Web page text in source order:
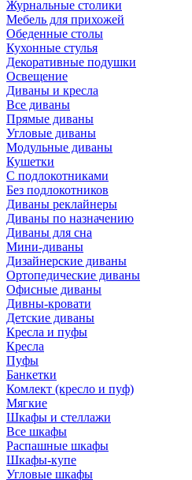
Журнальные столики
Мебель для прихожей
Обеденные столы
Кухонные стулья
Декоративные подушки
Освещение
Диваны и кресла
Все диваны
Прямые диваны
Угловые диваны
Модульные диваны
Кушетки
С подлокотниками
Без подлокотников
Диваны реклайнеры
Диваны по назначению
Диваны для сна
Мини-диваны
Дизайнерские диваны
Ортопедические диваны
Офисные диваны
Дивны-кровати
Детские диваны
Кресла и пуфы
Кресла
Пуфы
Банкетки
Комлект (кресло и пуф)
Мягкие
Шкафы и стеллажи
Все шкафы
Распашные шкафы
Шкафы-купе
Угловые шкафы